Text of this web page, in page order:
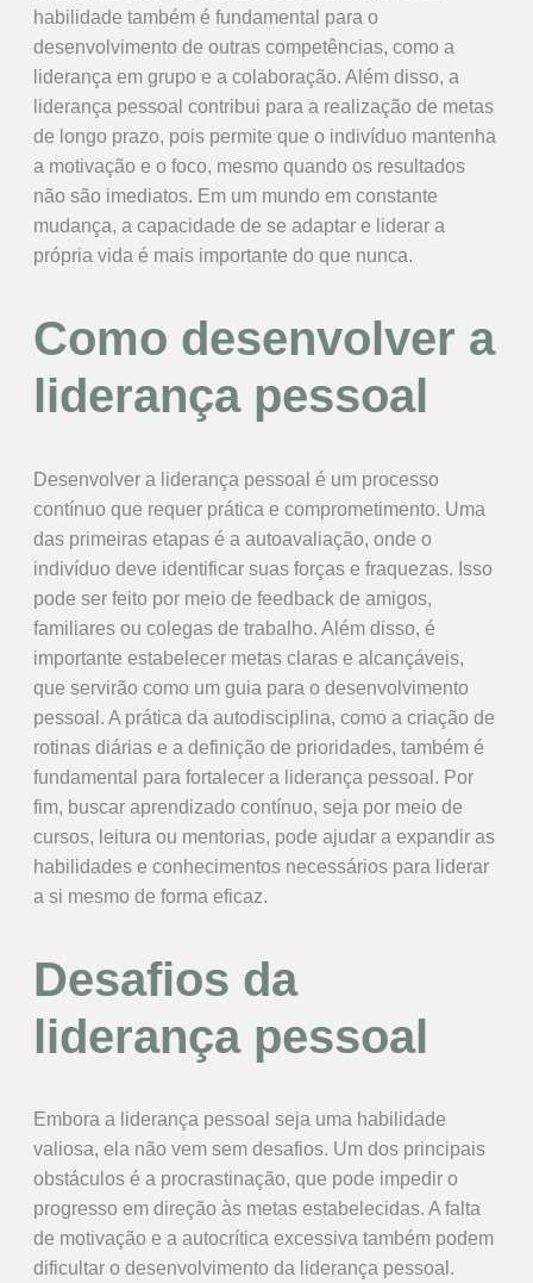
habilidade também é fundamental para o
desenvolvimento de outras competências, como a
liderança em grupo e a colaboração. Além disso, a
liderança pessoal contribui para a realização de metas
de longo prazo, pois permite que o indivíduo mantenha
a motivação e o foco, mesmo quando os resultados
não são imediatos. Em um mundo em constante
mudança, a capacidade de se adaptar e liderar a
própria vida é mais importante do que nunca.
Como desenvolver a
liderança pessoal
Desenvolver a liderança pessoal é um processo
contínuo que requer prática e comprometimento. Uma
das primeiras etapas é a autoavaliação, onde o
indivíduo deve identificar suas forças e fraquezas. Isso
pode ser feito por meio de feedback de amigos,
familiares ou colegas de trabalho. Além disso, é
importante estabelecer metas claras e alcançáveis,
que servirão como um guia para o desenvolvimento
pessoal. A prática da autodisciplina, como a criação de
rotinas diárias e a definição de prioridades, também é
fundamental para fortalecer a liderança pessoal. Por
fim, buscar aprendizado contínuo, seja por meio de
cursos, leitura ou mentorias, pode ajudar a expandir as
habilidades e conhecimentos necessários para liderar
a si mesmo de forma eficaz.
Desafios da
liderança pessoal
Embora a liderança pessoal seja uma habilidade
valiosa, ela não vem sem desafios. Um dos principais
obstáculos é a procrastinação, que pode impedir o
progresso em direção às metas estabelecidas. A falta
de motivação e a autocrítica excessiva também podem
dificultar o desenvolvimento da liderança pessoal.